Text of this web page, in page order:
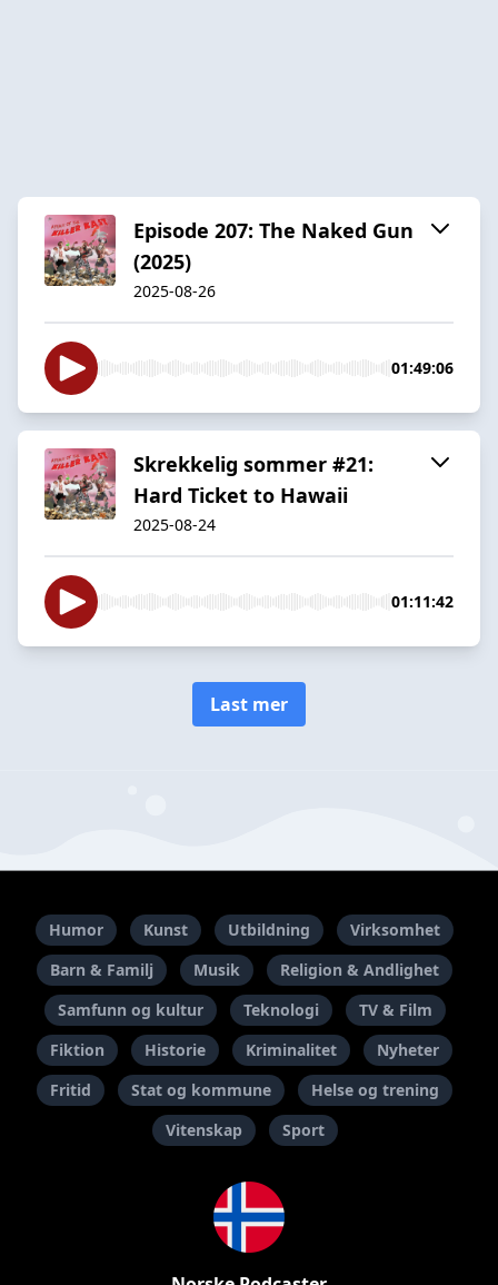
Episode 207: The Naked Gun
(2025)
2025-08-26
01:49:06
Skrekkelig sommer #21:
Hard Ticket to Hawaii
2025-08-24
01:11:42
Last mer
Humor Kunst Utbildning
Virksomhet
Barn & Familj
Musik
Religion & Andlighet
Samfunn og kultur
Teknologi
TV & Film
Fiktion
Historie Kriminalitet
Nyheter
Fritid
Stat og kommune
Helse og trening
Vitenskap
Sport